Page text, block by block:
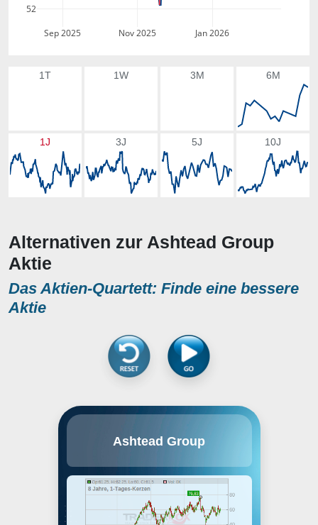
Sep 2025 Nov 2025 Jan 2026
52
1T 1W 3M 6M
1J 3J 5J 10J
Alternativen zur Ashtead Group
Aktie
Das Aktien-Quartett: Finde eine bessere
Aktie
Ashtead Group
Unternehmensgruppe, die
in den USA, Kanada und in
Grossbritannien vermietet. Der
Konzern offeriert ein
Komplettsortiment für eine
Vielzahl an Anwendungen, von